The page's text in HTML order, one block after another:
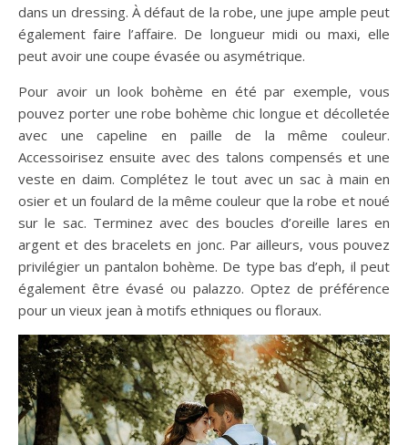
dans un dressing. À défaut de la robe, une jupe ample peut
également faire l’affaire. De longueur midi ou maxi, elle
peut avoir une coupe évasée ou asymétrique.
Pour avoir un look bohème en été par exemple, vous
pouvez porter une robe bohème chic longue et décolletée
avec une capeline en paille de la même couleur.
Accessoirisez ensuite avec des talons compensés et une
veste en daim. Complétez le tout avec un sac à main en
osier et un foulard de la même couleur que la robe et noué
sur le sac. Terminez avec des boucles d’oreille lares en
argent et des bracelets en jonc. Par ailleurs, vous pouvez
privilégier un pantalon bohème. De type bas d’eph, il peut
également être évasé ou palazzo. Optez de préférence
pour un vieux jean à motifs ethniques ou floraux.